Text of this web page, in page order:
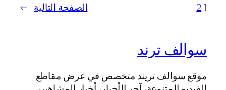
1
2 الصفحة التالية →
سوالف ترند
موقع سوالف تريند متخصص في عرض مقاطع